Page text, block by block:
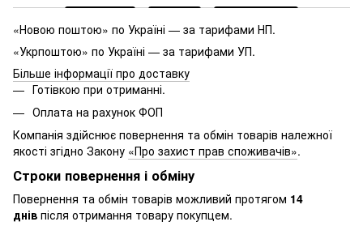
«Новою поштою» по Україні — за тарифами НП.
«Укрпоштою» по Україні — за тарифами УП.
Більше інформації про доставку
Готівкою при отриманні.
Оплата на рахунок ФОП
Компанія здійснює повернення та обмін товарів належної
якості згідно Закону «Про захист прав споживачів».
Строки повернення і обміну
Повернення та обмін товарів можливий протягом 14
днів після отримання товару покупцем.